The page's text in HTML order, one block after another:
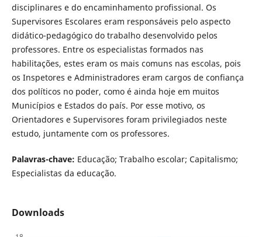
disciplinares e do encaminhamento profissional. Os
Supervisores Escolares eram responsáveis pelo aspecto
didático-pedagógico do trabalho desenvolvido pelos
professores. Entre os especialistas formados nas
habilitações, estes eram os mais comuns nas escolas, pois
os Inspetores e Administradores eram cargos de confiança
dos políticos no poder, como é ainda hoje em muitos
Municípios e Estados do país. Por esse motivo, os
Orientadores e Supervisores foram privilegiados neste
estudo, juntamente com os professores.
Palavras-chave: Educação; Trabalho escolar; Capitalismo;
Especialistas da educação.
Downloads